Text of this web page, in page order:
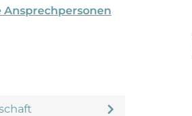
Ansprechpersonen